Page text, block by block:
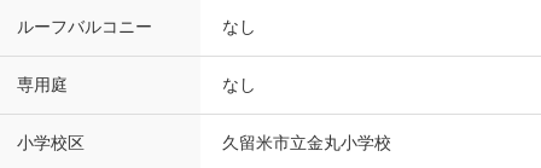
ルーフバルコニー なし
専用庭 なし
小学校区 久留米市立金丸小学校